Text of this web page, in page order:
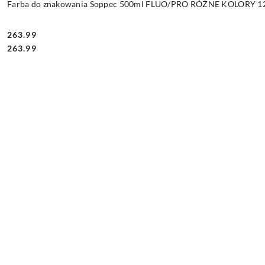
Farba do znakowania Soppec 500ml FLUO/PRO RÓŻNE KOLORY
Cena:
263.99
Cena:
263.99